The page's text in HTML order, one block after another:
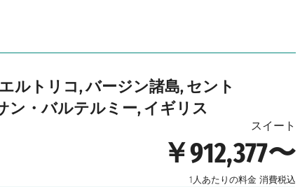
ルトリコ, バージン諸島, セント
ン・バルテルミー, イギリス
スイート
￥912,377〜
1人あたりの料金 消費税込